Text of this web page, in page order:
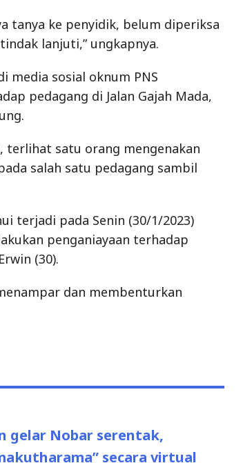
tanya ke penyidik, belum diperiksa
lanjuti,” ungkapnya.
media sosial oknum PNS
pedagang di Jalan Gajah Mada,
terlihat satu orang mengenakan
salah satu pedagang sambil
terjadi pada Senin (30/1/2023)
penganiayaan terhadap
(30).
dan membenturkan
gelar Nobar serentak,
secara virtual